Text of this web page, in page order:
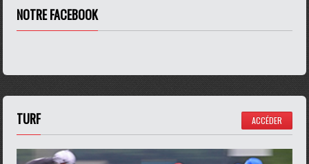
NOTRE FACEBOOK
TURF ACCÉDER